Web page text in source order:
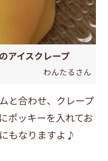
アイスクレープ
わんたるさん
と合わせ、クレープ
ポッキーを入れてお
もなりますよ♪